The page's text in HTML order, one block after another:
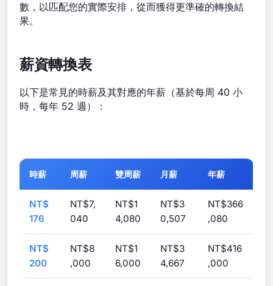
數，以匹配您的實際安排，從而獲得更準確的轉換結
果。
薪資轉換表
以下是常見的時薪及其對應的年薪（基於每周 40 小
時，每年 52 週）：
時薪 周薪 雙周薪 月薪 年薪
NT$
176
NT$7,
040
NT$1
4,080
NT$3
0,507
NT$366
,080
NT$
200
NT$8
,000
NT$1
6,000
NT$3
4,667
NT$416
,000